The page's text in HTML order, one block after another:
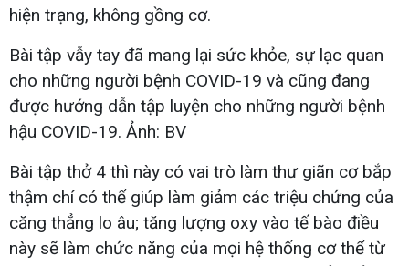
hiện trạng, không gồng cơ.
Bài tập vẫy tay đã mang lại sức khỏe, sự lạc quan
cho những người bệnh COVID-19 và cũng đang
được hướng dẫn tập luyện cho những người bệnh
hậu COVID-19. Ảnh: BV
Bài tập thở 4 thì này có vai trò làm thư giãn cơ bắp
thậm chí có thể giúp làm giảm các triệu chứng của
căng thẳng lo âu; tăng lượng oxy vào tế bào điều
này sẽ làm chức năng của mọi hệ thống cơ thể từ